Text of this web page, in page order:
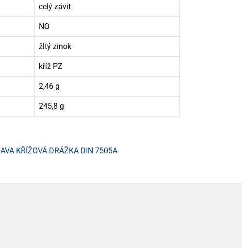
celý závit
NO
žltý zinok
kříž PZ
2,46 g
245,8 g
KŘÍŽOVÁ DRÁŽKA DIN 7505A